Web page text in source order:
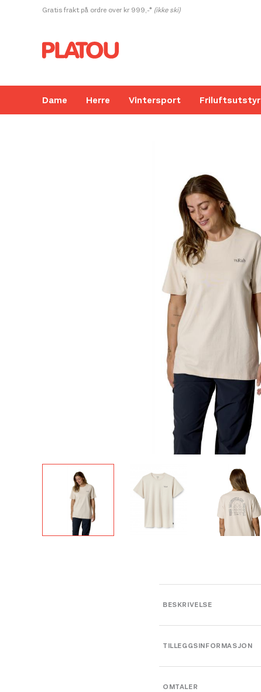
Gratis frakt på ordre over kr 999,-* (ikke ski)
Dame Herre Vintersport Friluftsutstyr
BESKRIVELSE
TILLEGGSINFORMASJON
OMTALER